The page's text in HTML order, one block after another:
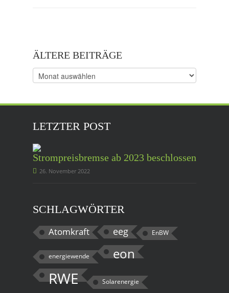
ÄLTERE BEITRÄGE
Ältere
Beiträge
LETZTER POST
Strompreisbremse ab 2023 beschlossen
26. November 2022
SCHLAGWÖRTER
Atomkraft eeg EnBW
energiewende eon
RWE Solarenergie